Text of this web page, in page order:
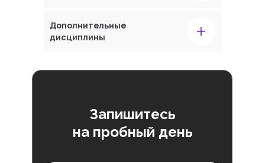
Дополнительные
дисциплины
+
Запишитесь
на пробный день